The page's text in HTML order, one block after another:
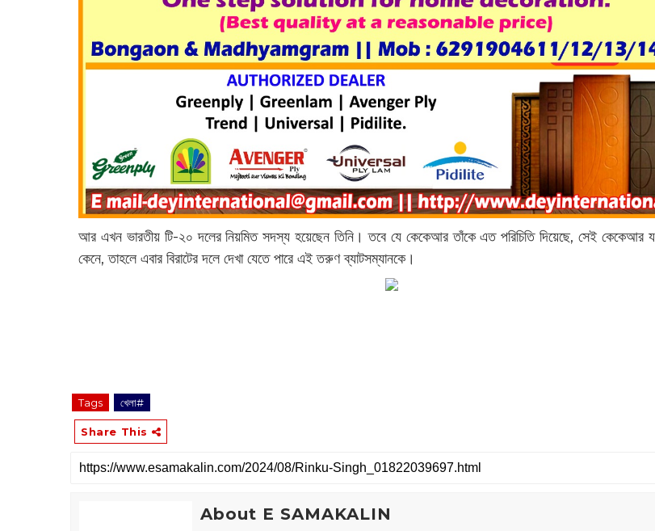
আর এখন ভারতীয় টি-২০ দলের নিয়মিত সদস্য হয়েছেন তিনি। তবে যে কেকেআর তাঁকে এত পরিচিতি দিয়েছে, সেই কেকেআর
কেনে, তাহলে এবার বিরাটের দলে দেখা যেতে পারে এই তরুণ ব্যাটসম্যানকে।
Tags খেলা#
Share This
About E SAMAKALIN